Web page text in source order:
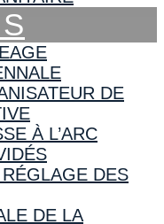
DE
À L’ARC
DES
DE LA